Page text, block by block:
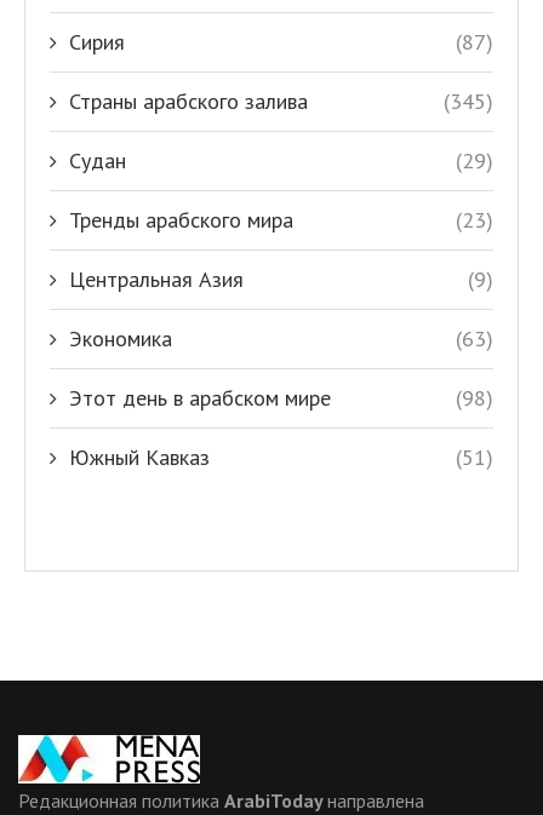
Сирия (87)
Страны арабского залива (345)
Судан (29)
Тренды арабского мира (23)
Центральная Азия (9)
Экономика (63)
Этот день в арабском мире (98)
Южный Кавказ (51)
Редакционная политика ArabiTodayнаправлена